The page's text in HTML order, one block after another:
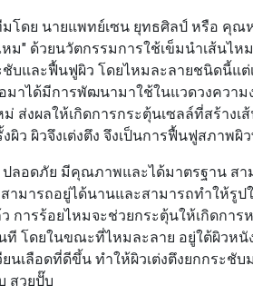
โดย นายแพทย์เซน ยุทธศิลป์ หรือ คุณ
หม" ด้วยนวัตกรรมการใช้เข็มนำเส้นไห
บและฟื้นฟูผิว โดยไหมละลายชนิดนี้แต่
อมาได้มีการพัฒนามาใช้ในแวดวงควา
ม่ ส่งผลให้เกิดการกระตุ้นเซลล์ที่สร้าง
งผิว ผิวจึงเต่งตึง จึงเป็นการฟื้นฟูสภาพ
ลอดภัย มีคุณภาพและได้มาตรฐาน ส
ามารถอยู่ได้นานและสามารถทำให้รูป
การร้อยไหมจะช่วยกระตุ้นให้เกิดการ
โดยในขณะที่ไหมละลาย อยู่ใต้ผิวหนั
ยนเลือดที่ดีขึ้น ทำให้ผิวเต่งตึงยกกระชั
สวยปั๊บ